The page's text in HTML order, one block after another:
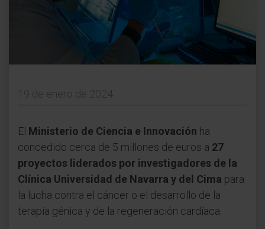
19 de enero de 2024
El Ministerio de Ciencia e Innovación ha
concedido cerca de 5 millones de euros a 27
proyectos liderados por investigadores de la
Clínica Universidad de Navarra y del Cima para
la lucha contra el cáncer o el desarrollo de la
terapia génica y de la regeneración cardíaca.